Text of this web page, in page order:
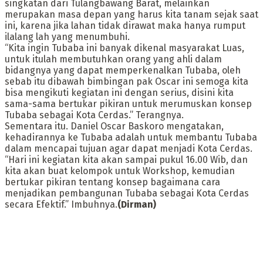
singkatan dari Tulangbawang Barat, melainkan
merupakan masa depan yang harus kita tanam sejak saat
ini, karena jika lahan tidak dirawat maka hanya rumput
ilalang lah yang menumbuhi.
“Kita ingin Tubaba ini banyak dikenal masyarakat Luas,
untuk itulah membutuhkan orang yang ahli dalam
bidangnya yang dapat memperkenalkan Tubaba, oleh
sebab itu dibawah bimbingan pak Oscar ini semoga kita
bisa mengikuti kegiatan ini dengan serius, disini kita
sama-sama bertukar pikiran untuk merumuskan konsep
Tubaba sebagai Kota Cerdas.” Terangnya.
Sementara itu. Daniel Oscar Baskoro mengatakan,
kehadirannya ke Tubaba adalah untuk membantu Tubaba
dalam mencapai tujuan agar dapat menjadi Kota Cerdas.
“Hari ini kegiatan kita akan sampai pukul 16.00 Wib, dan
kita akan buat kelompok untuk Workshop, kemudian
bertukar pikiran tentang konsep bagaimana cara
menjadikan pembangunan Tubaba sebagai Kota Cerdas
secara Efektif.” Imbuhnya.(Dirman)